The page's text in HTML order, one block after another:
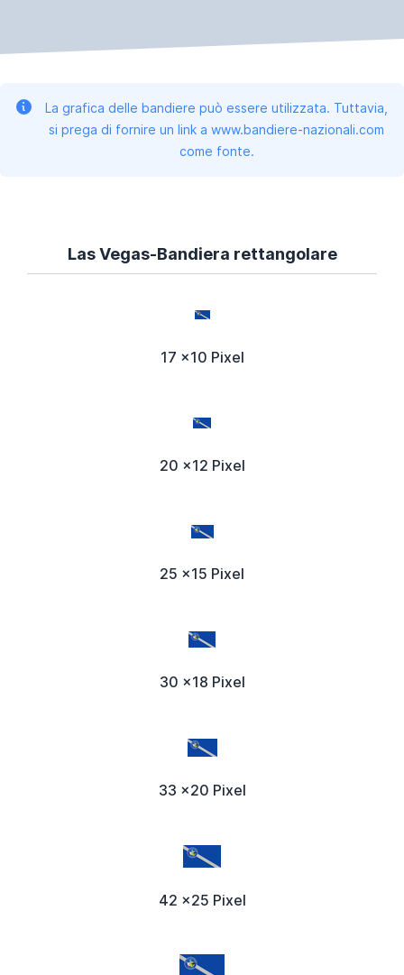
La grafica delle bandiere può essere utilizzata. Tuttavia,
si prega di fornire un link a www.bandiere-nazionali.com
come fonte.
Las Vegas-Bandiera rettangolare
17 x10 Pixel
20 x12 Pixel
25 x15 Pixel
30 x18 Pixel
33 x20 Pixel
42 x25 Pixel